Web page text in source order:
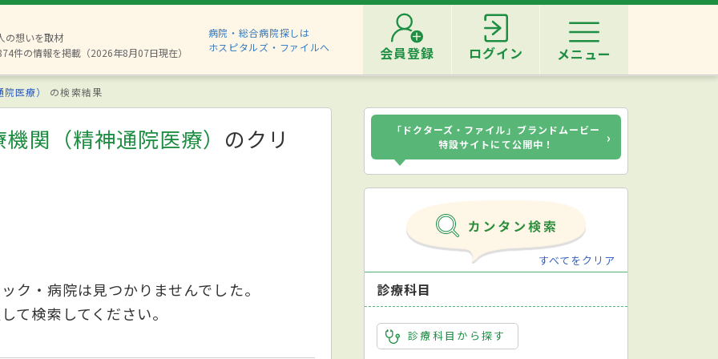
の想いを取材
件の情報を掲載（2026年8月07日現在）
病院・総合病院探しは
ホスピタルズ・ファイルへ
会員登録 ログイン メニュー
医療） の検索結果
関（精神通院医療） のクリ
ク・病院は見つかりませんでした。
て検索してください。
「ドクターズ・ファイル」ブランドムービー
特設サイトにて公開中！
›
すべてをクリア
診療科目
診療科目から探す